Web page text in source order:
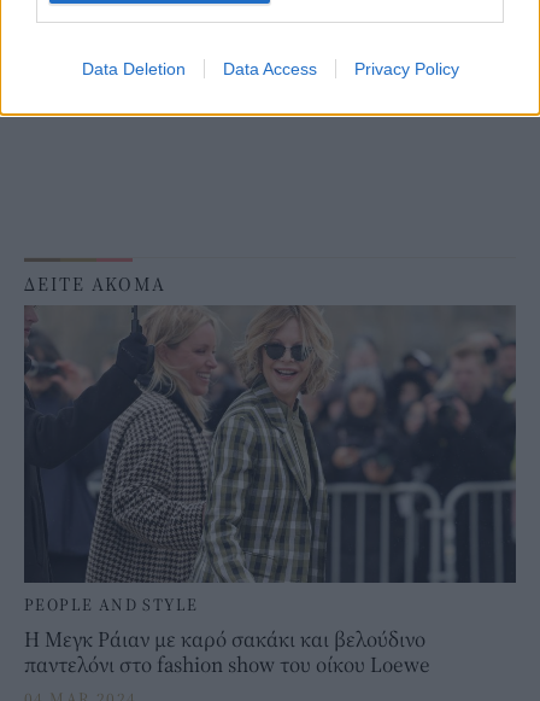
Data Deletion Data Access Privacy Policy
ΔΕΙΤΕ ΑΚΟΜΑ
PEOPLE AND STYLE
Η Μεγκ Ράιαν με καρό σακάκι και βελούδινο
παντελόνι στο fashion show του οίκου Loewe